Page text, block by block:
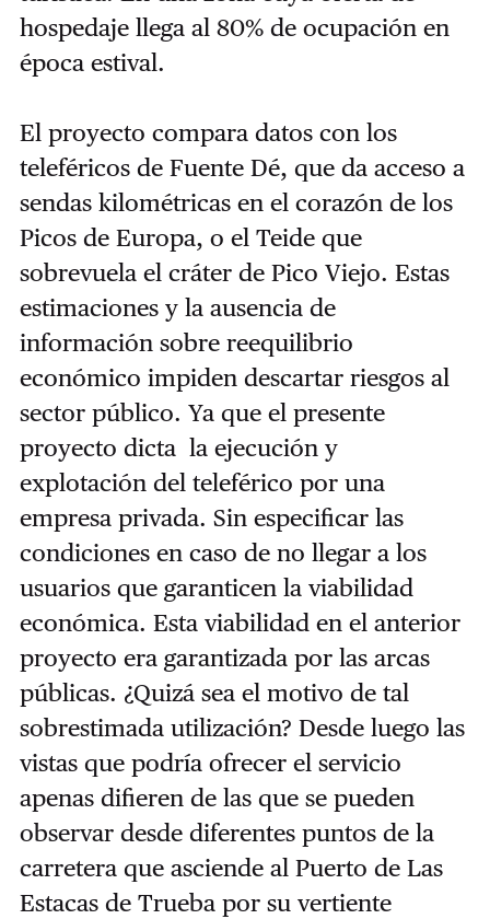
hospedaje llega al 80% de ocupación en
época estival.
El proyecto compara datos con los
teleféricos de Fuente Dé, que da acceso a
sendas kilométricas en el corazón de los
Picos de Europa, o el Teide que
sobrevuela el cráter de Pico Viejo. Estas
estimaciones y la ausencia de
información sobre reequilibrio
económico impiden descartar riesgos al
sector público. Ya que el presente
proyecto dicta la ejecución y
explotación del teleférico por una
empresa privada. Sin especificar las
condiciones en caso de no llegar a los
usuarios que garanticen la viabilidad
económica. Esta viabilidad en el anterior
proyecto era garantizada por las arcas
públicas. ¿Quizá sea el motivo de tal
sobrestimada utilización? Desde luego las
vistas que podría ofrecer el servicio
apenas difieren de las que se pueden
observar desde diferentes puntos de la
carretera que asciende al Puerto de Las
Estacas de Trueba por su vertiente